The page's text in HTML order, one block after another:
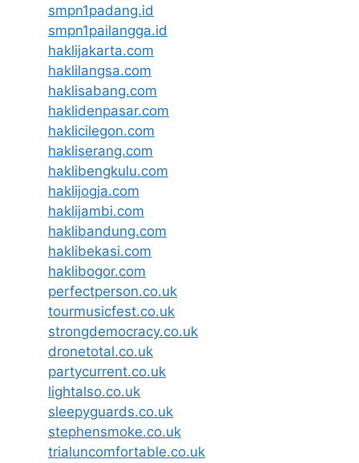
smpn1padang.id
smpn1pailangga.id
haklijakarta.com
haklilangsa.com
haklisabang.com
haklidenpasar.com
haklicilegon.com
hakliserang.com
haklibengkulu.com
haklijogja.com
haklijambi.com
haklibandung.com
haklibekasi.com
haklibogor.com
perfectperson.co.uk
tourmusicfest.co.uk
strongdemocracy.co.uk
dronetotal.co.uk
partycurrent.co.uk
lightalso.co.uk
sleepyguards.co.uk
stephensmoke.co.uk
trialuncomfortable.co.uk